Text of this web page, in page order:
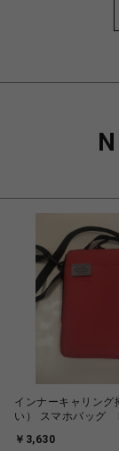
インナーキャリング
い） スマホバッグ
￥3,630